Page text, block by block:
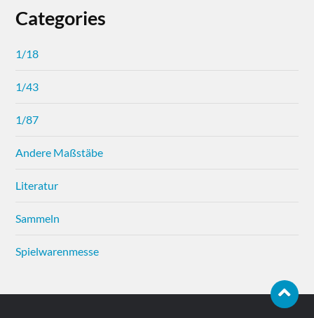
Categories
1/18
1/43
1/87
Andere Maßstäbe
Literatur
Sammeln
Spielwarenmesse